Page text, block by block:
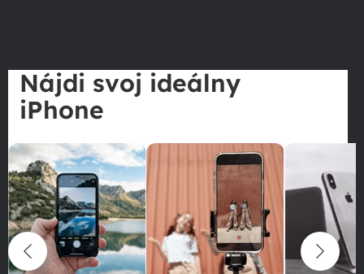
Nájdi svoj ideálny
iPhone